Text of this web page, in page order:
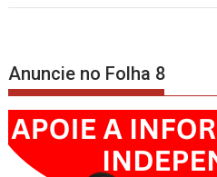
Anuncie no Folha 8